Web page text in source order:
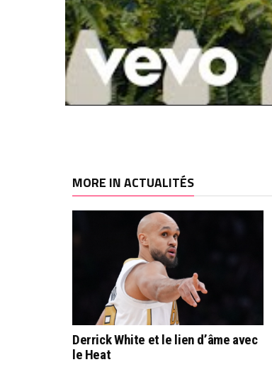
MORE IN ACTUALITÉS
Derrick White et le lien d’âme avec
le Heat